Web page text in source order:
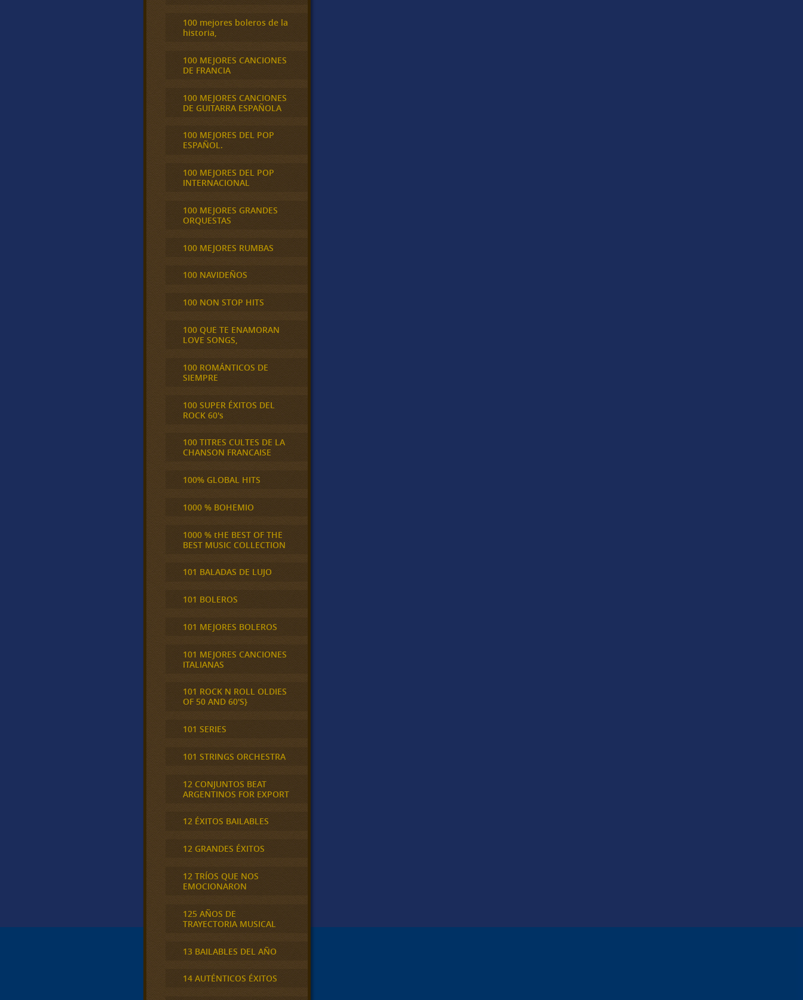
100 mejores boleros de la
historia,
100 MEJORES CANCIONES
DE FRANCIA
100 MEJORES CANCIONES
DE GUITARRA ESPAÑOLA
100 MEJORES DEL POP
ESPAÑOL.
100 MEJORES DEL POP
INTERNACIONAL
100 MEJORES GRANDES
ORQUESTAS
100 MEJORES RUMBAS
100 NAVIDEÑOS
100 NON STOP HITS
100 QUE TE ENAMORAN
LOVE SONGS,
100 ROMÁNTICOS DE
SIEMPRE
100 SUPER ÉXITOS DEL
ROCK 60's
100 TITRES CULTES DE LA
CHANSON FRANCAISE
100% GLOBAL HITS
1000 % BOHEMIO
1000 % tHE BEST OF THE
BEST MUSIC COLLECTION
101 BALADAS DE LUJO
101 BOLEROS
101 MEJORES BOLEROS
101 MEJORES CANCIONES
ITALIANAS
101 ROCK N ROLL OLDIES
OF 50 AND 60'S}
101 SERIES
101 STRINGS ORCHESTRA
12 CONJUNTOS BEAT
ARGENTINOS FOR EXPORT
12 ÉXITOS BAILABLES
12 GRANDES ÉXITOS
12 TRÍOS QUE NOS
EMOCIONARON
125 AÑOS DE
TRAYECTORIA MUSICAL
13 BAILABLES DEL AÑO
14 AUTÉNTICOS ÉXITOS